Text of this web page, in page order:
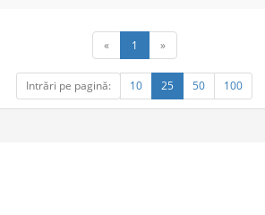
« 1 »
Intrări pe pagină: 10 25 50 100